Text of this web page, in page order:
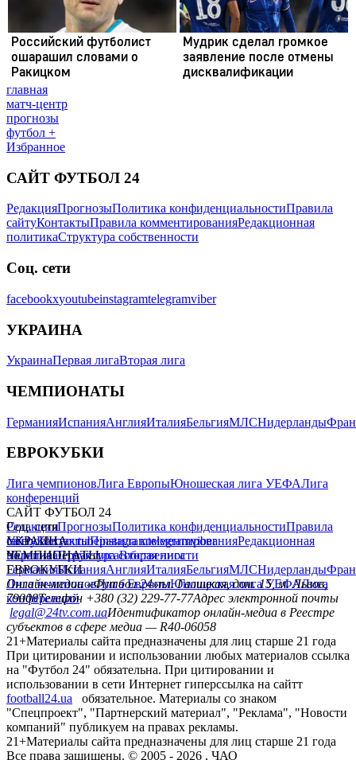
главная
матч-центр
прогнозы
футбол +
Избранное
САЙТ ФУТБОЛ 24
РедакцияПрогнозыПолитика конфиденциальностиПравила
сайтуКонтактыПравила комментированияРедакционная
политикаСтруктура собственности
Соц. сети
facebookxyoutubeinstagramtelegramviber
УКРАИНА
УкраинаПервая лигаВторая лига
ЧЕМПИОНАТЫ
ГерманияИспанияАнглияИталияБельгияМЛСНидерланды
ЕВРОКУБКИ
Лига чемпионовЛига ЕвропыЮношеская лига УЕФАЛига
конференций
САЙТ ФУТБОЛ 24
РедакцияПрогнозыПолитика конфиденциальностиПравила
сайтуКонтактыПравила комментированияРедакционная
политикаСтруктура собственности
Соц. сети
facebookxyoutubeinstagramtelegramviber
УКРАИНА
УкраинаПервая лигаВторая лига
ЧЕМПИОНАТЫ
ГерманияИспанияАнглияИталияБельгияМЛСНидерланды
ЕВРОКУБКИ
Лига чемпионовЛига ЕвропыЮношеская лига УЕФАЛига
конференций
Онлайн-медиа «Футбол 24»пл. Галицкая, дом. 15, м. Львов,
79008Телефон +380 (32) 229-77-77Адрес электронной почты
legal@24tv.com.uaИдентификатор онлайн-медиа в Реестре
субъектов в сфере медиа — R40-06058
21+Материалы сайта предназначены для лиц старше 21 года
При цитировании и использовании любых материалов ссылка
на "Футбол 24" обязательна. При цитировании и
использовании в сети Интернет гиперссылка на сайтт
football24.ua
обязательное. Материалы со знаком
"Спецпроект", "Партнерский материал", "Реклама", "Новости
компаний" публикуем на правах рекламы.
21+Материалы сайта предназначены для лиц старше 21 года
Все права защищены. © 2005 - 2026 , ЧАО